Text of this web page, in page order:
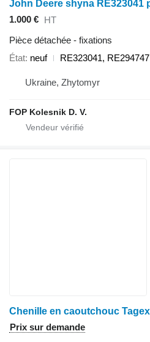
1.000 € HT
Pièce détachée - fixations
État neuf RE323041, RE294747
Ukraine, Zhytomyr
FOP Kolesnik D. V.
Prix sur demande